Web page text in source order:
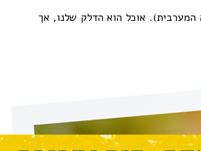
המערבית). אוכל הוא הדלק שלנו, אך